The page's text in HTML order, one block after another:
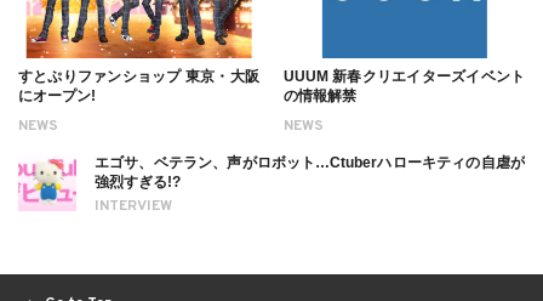
NEWS
すとぷりファンショップ 東京・大阪
にオープン!
NEWS
UUUM 新春クリエイターズイベント
の情報解禁
INTERVIEW
エゴサ、ベテラン、声がロボット…Ctuberハローキティの自虐が
強烈すぎる!?